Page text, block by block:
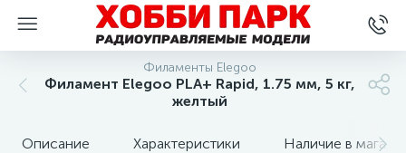
Филаменты Elegoo
Филамент Elegoo PLA+ Rapid, 1.75 мм, 5 кг,
желтый
Описание Характеристики Наличие в